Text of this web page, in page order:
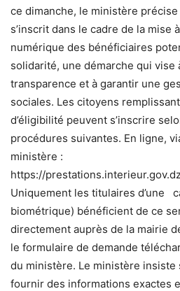
ce dimanche, le ministère
s’inscrit dans le cadre de la mise
numérique des bénéficiaires
solidarité, une démarche qui vise
transparence et à garantir une
sociales. Les citoyens
d’éligibilité peuvent s’inscrire
procédures suivantes. En ligne,
ministère :
https://
Uniquement les titulaires d’une
biométrique) bénéficient de ce
directement auprès de la mairie
le formulaire de demande
du ministère. Le ministère insiste
fournir des informations exactes